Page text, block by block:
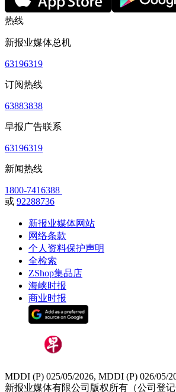
热线
新报业媒体总机
63196319
订阅热线
63883838
早报广告联系
63196319
新闻热线
1800-7416388
或 92288736
新报业媒体网站
网络条款
个人资料保护声明
全检索
ZShop集品店
海峡时报
商业时报
MDDI (P) 025/05/2026, MDDI (P) 026/05/
新报业媒体有限公司版权所有（公司登记